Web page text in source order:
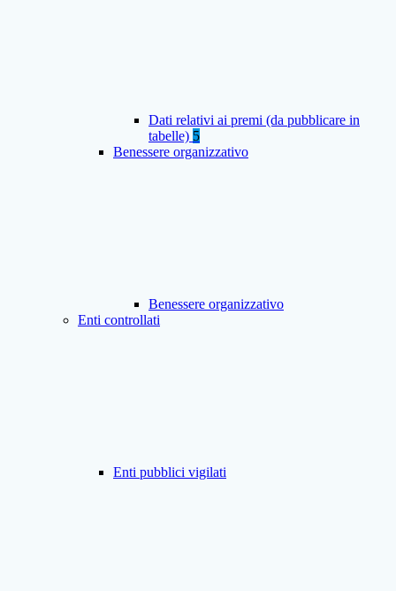
Dati relativi ai premi (da pubblicare in
tabelle) 5
Benessere organizzativo
Benessere organizzativo
Enti controllati
Enti pubblici vigilati